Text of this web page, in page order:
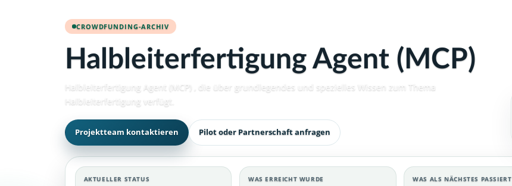
CROWDFUNDING-ARCHIV
Halbleiterfertigung Agent (MCP)
Halbleiterfertigung Agent (MCP) , die über grundlegendes und spezielles Wissen zum Thema
Halbleiterfertigung verfügt.
Projektteam kontaktieren Pilot oder Partnerschaft anfragen
AKTUELLER STATUS WAS ERREICHT WURDE WAS ALS NÄCHSTES PASSIERT